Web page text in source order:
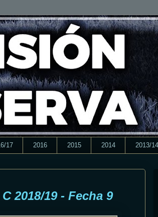
17 2016 2015 2014 2013/14
2018/19 - Fecha 9